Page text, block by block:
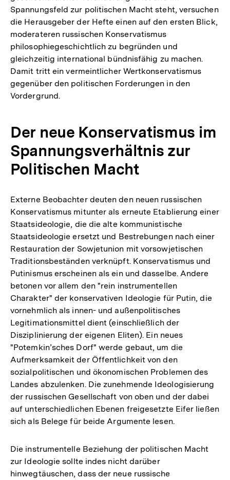
Spannungsfeld zur politischen Macht steht, versuchen
die Herausgeber der Hefte einen auf den ersten Blick,
moderateren russischen Konservatismus
philosophiegeschichtlich zu begründen und
gleichzeitig international bündnisfähig zu machen.
Damit tritt ein vermeintlicher Wertkonservatismus
gegenüber den politischen Forderungen in den
Vordergrund.
Der neue Konservatismus im
Spannungsverhältnis zur
Politischen Macht
Externe Beobachter deuten den neuen russischen
Konservatismus mitunter als erneute Etablierung einer
Staatsideologie, die die alte kommunistische
Staatsideologie ersetzt und Bestrebungen nach einer
Restauration der Sowjetunion mit vorsowjetischen
Traditionsbeständen verknüpft. Konservatismus und
Putinismus erscheinen als ein und dasselbe. Andere
betonen vor allem den "rein instrumentellen
Charakter" der konservativen Ideologie für Putin, die
vornehmlich als innen- und außenpolitisches
Legitimationsmittel dient (einschließlich der
Disziplinierung der eigenen Eliten). Ein neues
"Potemkin’sches Dorf" werde gebaut, um die
Aufmerksamkeit der Öffentlichkeit von den
sozialpolitischen und ökonomischen Problemen des
Landes abzulenken. Die zunehmende Ideologisierung
der russischen Gesellschaft von oben und der dabei
auf unterschiedlichen Ebenen freigesetzte Eifer ließen
sich als Belege für beide Argumente lesen.
Die instrumentelle Beziehung der politischen Macht
zur Ideologie sollte indes nicht darüber
hinwegtäuschen, dass der neue russische